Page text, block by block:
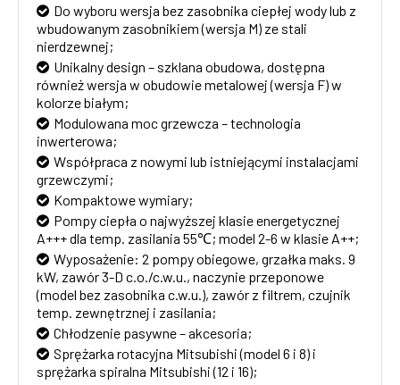
Do wyboru wersja bez zasobnika ciepłej wody lub z
wbudowanym zasobnikiem (wersja M) ze stali
nierdzewnej;
Unikalny design – szklana obudowa, dostępna
również wersja w obudowie metalowej (wersja F) w
kolorze białym;
Modulowana moc grzewcza – technologia
inwerterowa;
Współpraca z nowymi lub istniejącymi instalacjami
grzewczymi;
Kompaktowe wymiary;
Pompy ciepła o najwyższej klasie energetycznej
A+++ dla temp. zasilania 55℃; model 2-6 w klasie A++;
Wyposażenie: 2 pompy obiegowe, grzałka maks. 9
kW, zawór 3-D c.o./c.w.u., naczynie przeponowe
(model bez zasobnika c.w.u.), zawór z filtrem, czujnik
temp. zewnętrznej i zasilania;
Chłodzenie pasywne – akcesoria;
Sprężarka rotacyjna Mitsubishi (model 6 i 8) i
sprężarka spiralna Mitsubishi (12 i 16);